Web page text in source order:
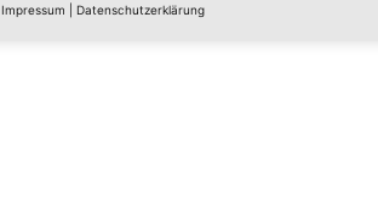
Impressum Datenschutzerklärung